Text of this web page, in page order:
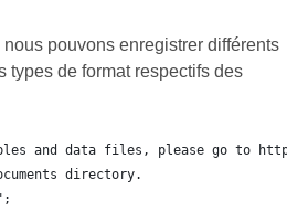
pouvons enregistrer différents
types de format respectifs des
and data files, please go to
directory.